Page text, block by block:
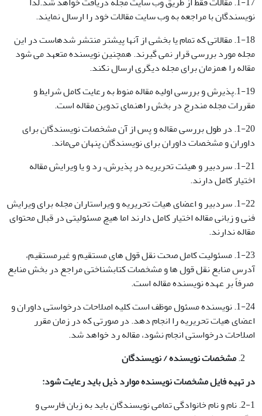
نویسندگان با مراجعه به وب سایت مقالات خود را ارسال نمایند.
1-18. مقالاتی که تمام یا بخشی از آنها پیشتر منتشر شدهاست در این
مجله مورد بررسی قرار نمی گیرند. همچنین نویسنده متعهد می شود
مقاله را همزمان برای مجله دیگری ارسال نکند.
1-19.پذیرش و بررسی اولیه مقاله منوط به رعایت کامل شرایط و
مقررات مجله مندرج در بخش راهنمای تدوین مقاله است.
1-20. در طول بررسی مقاله و پس از آن مشخصات نویسندگان برای
داوران و مشخصات داوران برای نویسندگان پنهان می‌ماند.
1-21. سردبیر و هیئت تحریریه در پذیرش، رد و یا ویرایش مقاله
اختیار کامل دارند.
1-22. سردبیر و اعضای هیات تحریریه و ویراستاران مجله برای ویرایش
فنی و زبانی مقاله اختیار کامل دارند اما هیچ مسئولیتی در قبال محتوای
مقاله ندارند.
1-23. مسئولیت کامل صحت نقل قول های مستقیم و غیرمستقیم،
آدرس منابع نقل قول ها و مشخصات کتابشناختی مراجع در بخش منابع
صرفاً بر عهده نویسنده مقاله است.
1-24. نویسنده مسئول موظف است کلیه اصلاحات درخواستی داوران و
اعضای هیات تحریریه را انجام دهد. در صورتی که در زمان مقرر
اصلاحات درخواستی انجام نشود، مقاله رد خواهد شد.
مشخصات نویسنده / نویسندگان
در تهیه فایل مشخصات نویسنده موارد ذیل باید رعایت شود:
2-1. نام و نام خانوادگی تمامی نویسندگان باید به زبان فارسی و